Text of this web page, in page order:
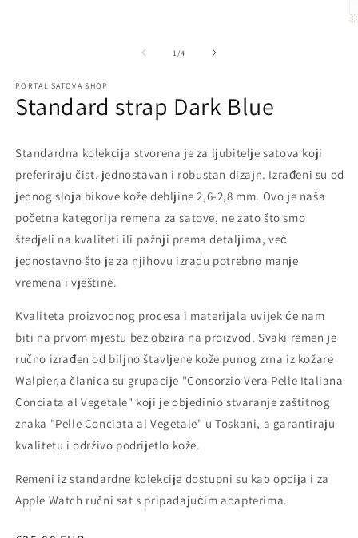
1 /of
4
PORTAL SATOVA SHOP
Standard strap Dark Blue
Standardna kolekcija stvorena je za ljubitelje satova koji
preferiraju čist, jednostavan i robustan dizajn. Izrađeni su od
jednog sloja bikove kože debljine 2,6-2,8 mm. Ovo je naša
početna kategorija remena za satove, ne zato što smo
štedjeli na kvaliteti ili pažnji prema detaljima, već
jednostavno što je za njihovu izradu potrebno manje
vremena i vještine.
Kvaliteta proizvodnog procesa i materijala uvijek će nam
biti na prvom mjestu bez obzira na proizvod. Svaki remen je
ručno izrađen od biljno štavljene kože punog zrna iz kožare
Walpier,a članica su grupacije "Consorzio Vera Pelle Italiana
Conciata al Vegetale" koji je objedinio stvaranje zaštitnog
znaka "Pelle Conciata al Vegetale" u Toskani, a garantiraju
kvalitetu i održivo podrijetlo kože.
Remeni iz standardne kolekcije dostupni su kao opcija i za
Apple Watch ručni sat s pripadajućim adapterima.